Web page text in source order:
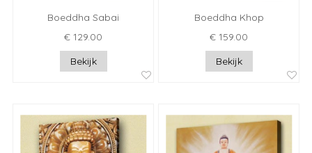
Boeddha Sabai
€ 129.00
Bekijk
Boeddha Khop
€ 159.00
Bekijk